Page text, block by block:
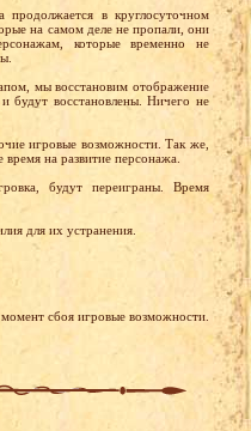
в круглосуточном
на самом деле не пропали, они
которые временно не
мы восстановим отображение
будут восстановлены. Ничего не
игровые возможности. Так же,
на развитие персонажа.
будут переиграны. Время
для их устранения.
сбоя игровые возможности.